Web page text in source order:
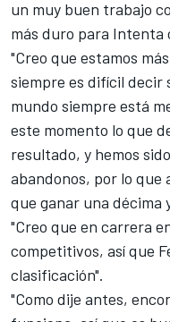
un muy buen trabajo
más duro para Intenta
"Creo que estamos
siempre es difícil decir
mundo siempre está
este momento lo que
resultado, y hemos
abandonos, por lo que
que ganar una décima
"Creo que en carrera
competitivos, así que
clasificación".
"Como dije antes,